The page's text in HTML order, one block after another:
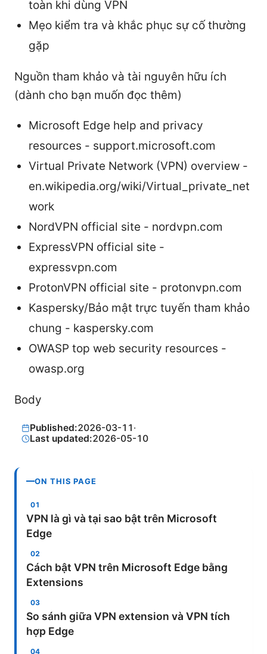
toàn khi dùng VPN
Mẹo kiểm tra và khắc phục sự cố thường
gặp
Nguồn tham khảo và tài nguyên hữu ích
(dành cho bạn muốn đọc thêm)
Microsoft Edge help and privacy
resources - support.microsoft.com
Virtual Private Network (VPN) overview -
en.wikipedia.org/wiki/Virtual_private_net
work
NordVPN official site - nordvpn.com
ExpressVPN official site -
expressvpn.com
ProtonVPN official site - protonvpn.com
Kaspersky/Bảo mật trực tuyến tham khảo
chung - kaspersky.com
OWASP top web security resources -
owasp.org
Body
Published:2026-03-11 ·
Last updated:2026-05-10
ON THIS PAGE
VPN là gì và tại sao bật trên Microsoft
Edge
Cách bật VPN trên Microsoft Edge bằng
Extensions
So sánh giữa VPN extension và VPN tích
hợp Edge